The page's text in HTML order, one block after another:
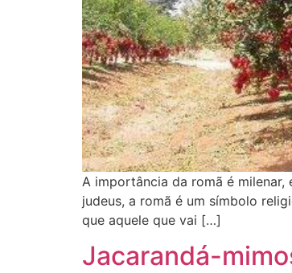
A importância da romã é
judeus, a romã é um símbolo
que aquele que vai […]
Jacarandá-